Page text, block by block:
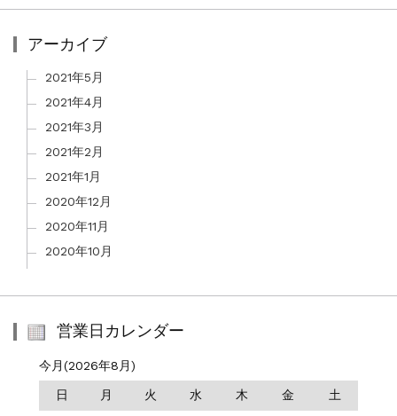
アーカイブ
2021年5月
2021年4月
2021年3月
2021年2月
2021年1月
2020年12月
2020年11月
2020年10月
営業日カレンダー
今月(2026年8月)
日 月 火 水 木 金 土